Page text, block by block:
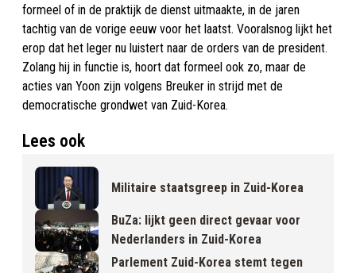
formeel of in de praktijk de dienst uitmaakte, in de jaren
tachtig van de vorige eeuw voor het laatst. Vooralsnog lijkt het
erop dat het leger nu luistert naar de orders van de president.
Zolang hij in functie is, hoort dat formeel ook zo, maar de
acties van Yoon zijn volgens Breuker in strijd met de
democratische grondwet van Zuid-Korea.
Lees ook
Militaire staatsgreep in Zuid-Korea
BuZa: lijkt geen direct gevaar voor
Nederlanders in Zuid-Korea
Parlement Zuid-Korea stemt tegen